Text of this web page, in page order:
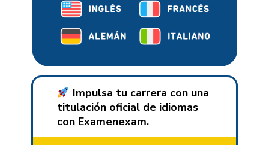
Impulsa tu carrera con una
titulación oficial de idiomas
con Examenexam.